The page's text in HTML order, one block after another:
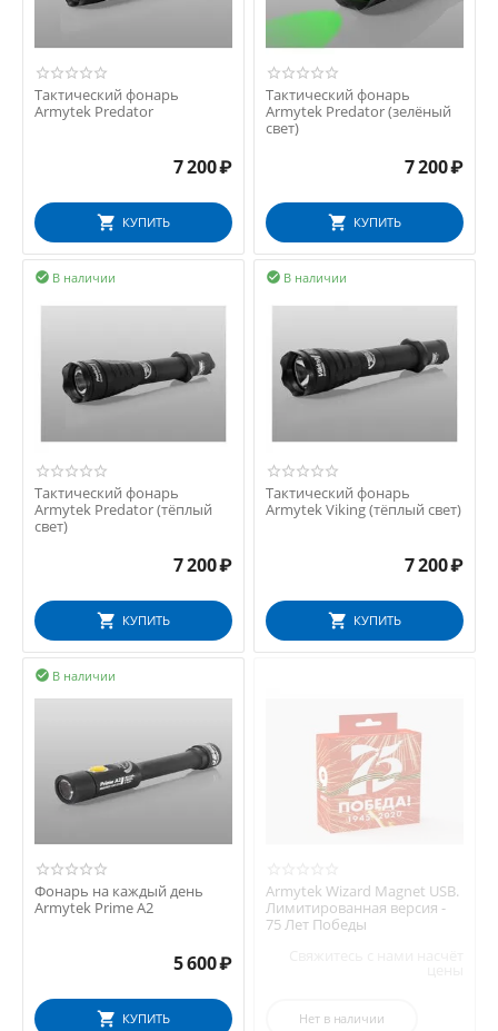
Тактический фонарь
Armytek Predator
7 200₽
КУПИТЬ
Тактический фонарь
Armytek Predator (зелёный
свет)
7 200₽
КУПИТЬ
В наличии

Тактический фонарь
Armytek Predator (тёплый
свет)
7 200₽
КУПИТЬ
В наличии

Тактический фонарь
Armytek Viking (тёплый свет)
7 200₽
КУПИТЬ
В наличии

Фонарь на каждый день
Armytek Prime A2
5 600₽
КУПИТЬ
Armytek Wizard Magnet USB.
Лимитированная версия -
75 Лет Победы
Нет в наличии